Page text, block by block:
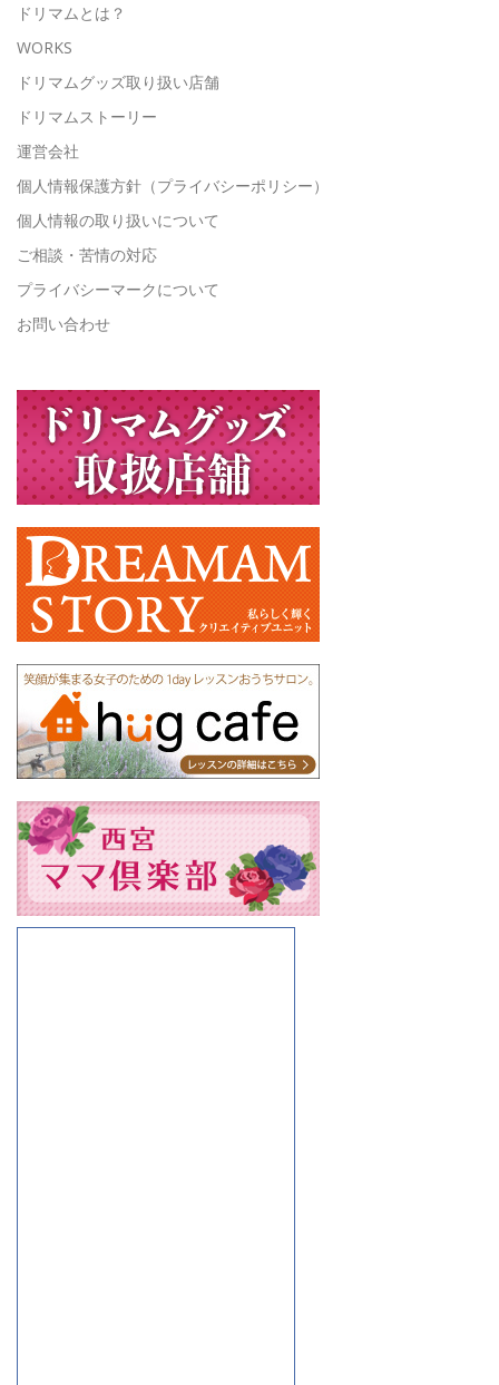
ドリマムとは？
WORKS
ドリマムグッズ取り扱い店舗
ドリマムストーリー
運営会社
個人情報保護方針（プライバシーポリシー）
個人情報の取り扱いについて
ご相談・苦情の対応
プライバシーマークについて
お問い合わせ